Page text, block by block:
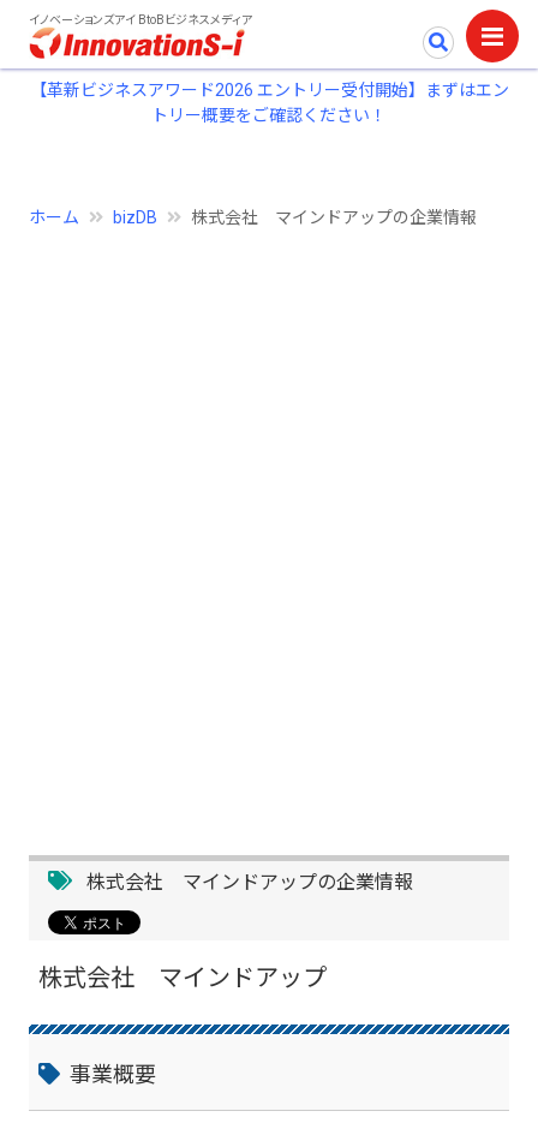
イノベーションズアイ BtoBビジネスメディア
【革新ビジネスアワード2026 エントリー受付開始】まずはエン
トリー概要をご確認ください！
ホーム bizDB 株式会社 マインドアップの企業情報
株式会社 マインドアップの企業情報
株式会社 マインドアップ
事業概要